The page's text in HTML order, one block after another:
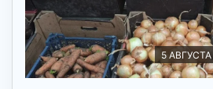
5 АВГУСТА